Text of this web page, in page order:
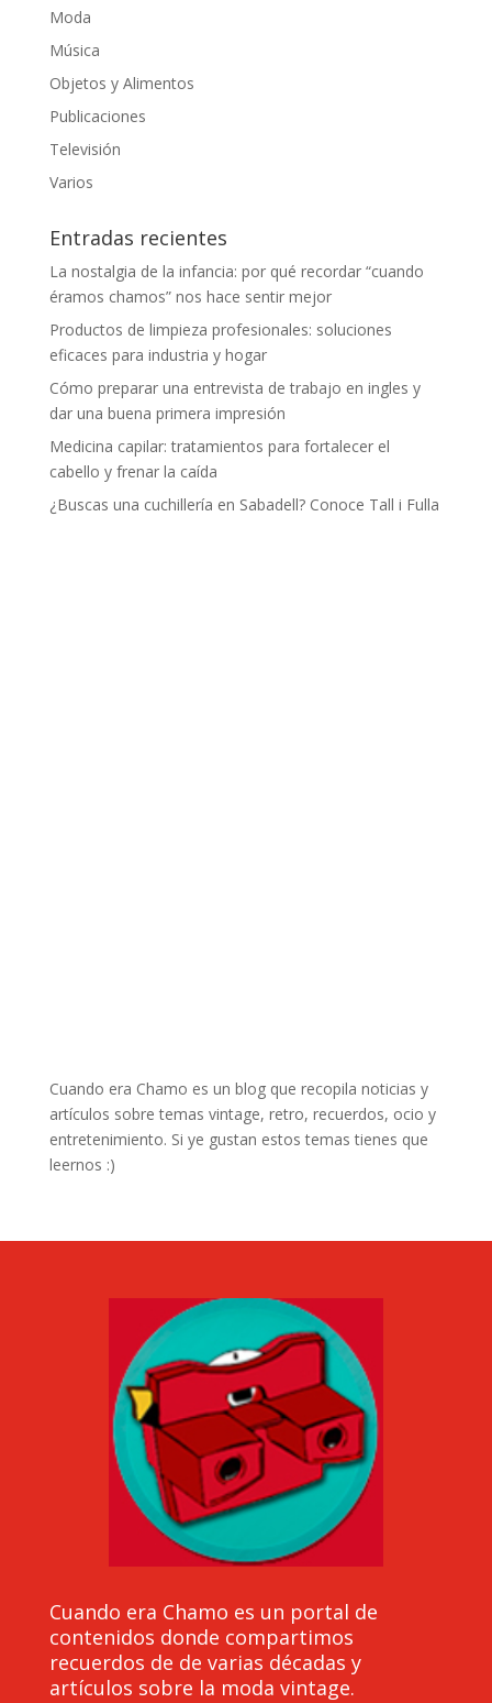
Moda
Música
Objetos y Alimentos
Publicaciones
Televisión
Varios
Entradas recientes
La nostalgia de la infancia: por qué recordar “cuando
éramos chamos” nos hace sentir mejor
Productos de limpieza profesionales: soluciones
eficaces para industria y hogar
Cómo preparar una entrevista de trabajo en ingles y
dar una buena primera impresión
Medicina capilar: tratamientos para fortalecer el
cabello y frenar la caída
¿Buscas una cuchillería en Sabadell? Conoce Tall i Fulla
Cuando era Chamo es un blog que recopila noticias y
artículos sobre temas vintage, retro, recuerdos, ocio y
entretenimiento. Si ye gustan estos temas tienes que
leernos :)
Cuando era Chamo es un portal de
contenidos donde compartimos
recuerdos de de varias décadas y
artículos sobre la moda vintage.